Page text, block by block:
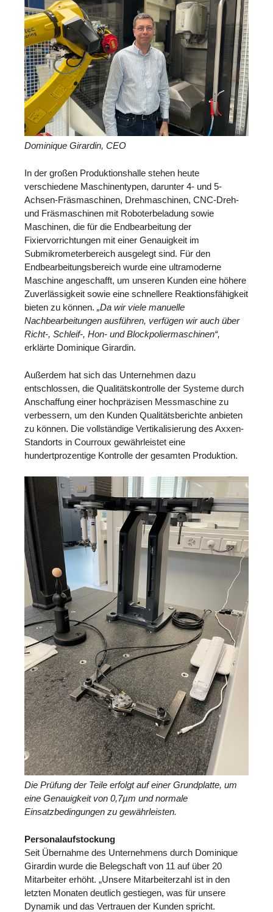
Dominique Girardin, CEO
In der großen Produktionshalle stehen heute
verschiedene Maschinentypen, darunter 4- und 5-
Achsen-Fräsmaschinen, Drehmaschinen, CNC-Dreh-
und Fräsmaschinen mit Roboterbeladung sowie
Maschinen, die für die Endbearbeitung der
Fixiervorrichtungen mit einer Genauigkeit im
Submikrometerbereich ausgelegt sind. Für den
Endbearbeitungsbereich wurde eine ultramoderne
Maschine angeschafft, um unseren Kunden eine höhere
Zuverlässigkeit sowie eine schnellere Reaktionsfähigkeit
bieten zu können. „Da wir viele manuelle
Nachbearbeitungen ausführen, verfügen wir auch über
Richt-, Schleif-, Hon- und Blockpoliermaschinen“,
erklärte Dominique Girardin.
Außerdem hat sich das Unternehmen dazu
entschlossen, die Qualitätskontrolle der Systeme durch
Anschaffung einer hochpräzisen Messmaschine zu
verbessern, um den Kunden Qualitätsberichte anbieten
zu können. Die vollständige Vertikalisierung des Axxen-
Standorts in Courroux gewährleistet eine
hundertprozentige Kontrolle der gesamten Produktion.
Die Prüfung der Teile erfolgt auf einer Grundplatte, um
eine Genauigkeit von 0,7µm und normale
Einsatzbedingungen zu gewährleisten.
Personalaufstockung
Seit Übernahme des Unternehmens durch Dominique
Girardin wurde die Belegschaft von 11 auf über 20
Mitarbeiter erhöht. „Unsere Mitarbeiterzahl ist in den
letzten Monaten deutlich gestiegen, was für unsere
Dynamik und das Vertrauen der Kunden spricht.